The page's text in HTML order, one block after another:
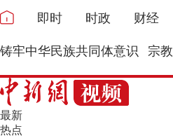
即时 时政 财经
铸牢中华民族共同体意识 宗教
最新
热点